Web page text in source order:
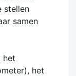
stellen
samen
het
het